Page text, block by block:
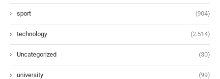
sport (904)
technology (2.514)
Uncategorized (30)
university (99)